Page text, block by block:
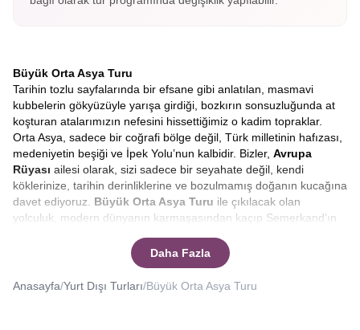
Büyük Orta Asya Turu
Tarihin tozlu sayfalarında bir efsane gibi anlatılan, masmavi
kubbelerin gökyüzüyle yarışa girdiği, bozkırın sonsuzluğunda at
koşturan atalarımızın nefesini hissettiğimiz o kadim topraklar.
Orta Asya, sadece bir coğrafi bölge değil, Türk milletinin hafızası,
medeniyetin beşiği ve İpek Yolu’nun kalbidir. Bizler, Avrupa
Rüyası ailesi olarak, sizi sadece bir seyahate değil, kendi
köklerinize, tarihin derinliklerine ve bozulmamış doğanın kucağına
davet ediyoruz. Büyük Orta Asya Turu ile çıkılacak olan
yolculuk, modern dünyanın karmaşasından kaçıp Semerkand’ın
bulacağınız eşsiz bir serüven. Hayalinizdeki o mistik atmosferi
gerçeğe dönüştürmek için hazırladığımızKırgızistan,
Kazakistan, Özbekistanrotasının, her adımda farklı bir hikâye,
Daha Fazla
Anasayfa/Yurt Dışı Turları/Büyük Orta Asya Turu